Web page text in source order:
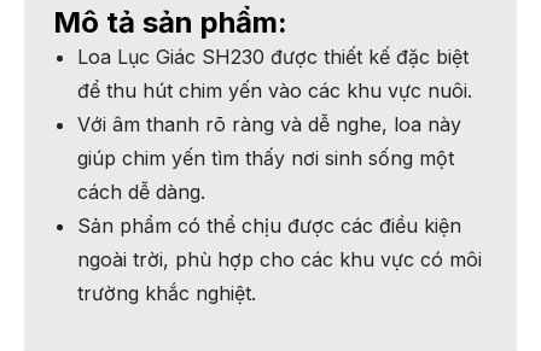
Mô tả sản phẩm:
Loa Lục Giác SH230 được thiết kế đặc biệt
để thu hút chim yến vào các khu vực nuôi.
Với âm thanh rõ ràng và dễ nghe, loa này
giúp chim yến tìm thấy nơi sinh sống một
cách dễ dàng.
Sản phẩm có thể chịu được các điều kiện
ngoài trời, phù hợp cho các khu vực có môi
trường khắc nghiệt.